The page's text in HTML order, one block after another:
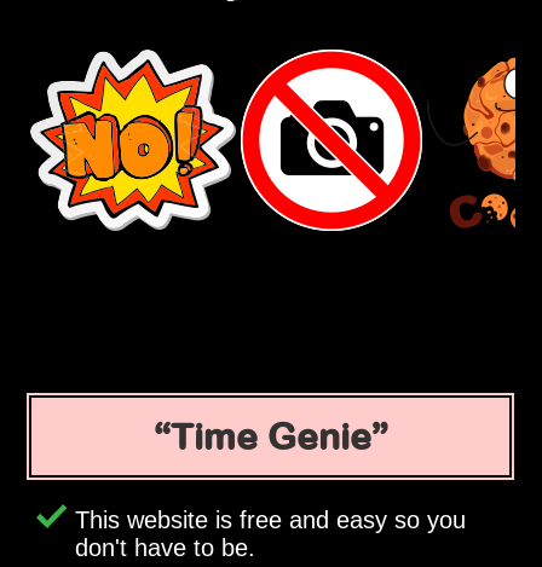
Time Genie
This website is free and easy so you
don't have to be.